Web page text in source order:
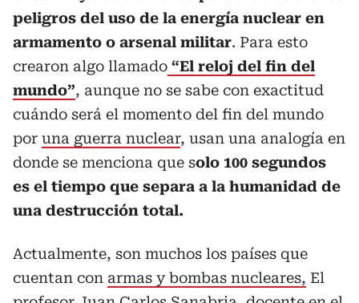
peligros del uso de la energía nuclear en
armamento o arsenal militar. Para esto
crearon algo llamado “El reloj del fin del
mundo”, aunque no se sabe con exactitud
cuándo será el momento del fin del mundo
por una guerra nuclear, usan una analogía en
donde se menciona que solo 100 segundos
es el tiempo que separa a la humanidad de
una destrucción total.
Actualmente, son muchos los países que
cuentan con armas y bombas nucleares, El